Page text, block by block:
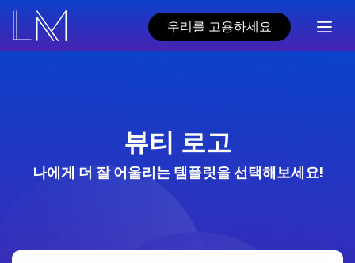
우리를 고용하세요
뷰티 로고
나에게 더 잘 어울리는 템플릿을 선택해보세요!